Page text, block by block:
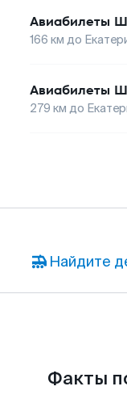
Авиабилеты
166 км до
Авиабилеты
279 км до
Найдите
Факты